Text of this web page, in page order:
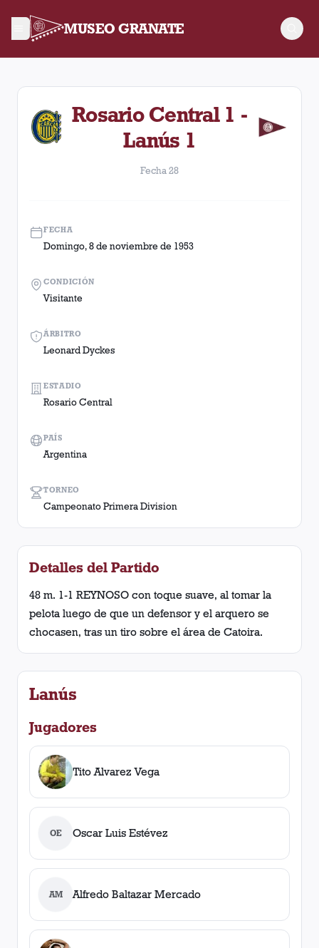
MUSEO GRANATE
Fecha 28. Partido entre Lanús y Rosario Central disputado
Rosario Central 1 -
Lanús 1
Fecha 28
FECHA
Domingo, 8 de noviembre de 1953
ÁRBITRO
Leonard Dyckes
TORNEO
Campeonato Primera Division
CONDICIÓN
Visitante
ESTADIO
Rosario Central
PAÍS
Argentina
Detalles del Partido
48 m. 1-1 REYNOSO con toque suave, al tomar la
pelota luego de que un defensor y el arquero se
chocasen, tras un tiro sobre el área de Catoira.
Lanús
Jugadores
Tito Alvarez Vega
OE Oscar Luis Estévez
AM Alfredo Baltazar Mercado